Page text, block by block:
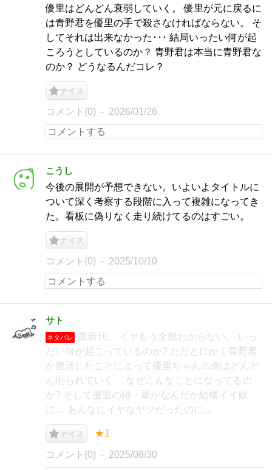
優里はどんどん衰弱していく。 優里が元に戻るに
は青野君を優里の手で殺さなければならない。 そ
してそれは出来なかった･･･ 結局いったい何が起
ころうとしているのか？ 青野君は本当に青野君な
のか？ どうなるんだコレ？
ナイス
コメント(0) 2026/01/26
こうし
今後の展開が予想できない。いよいよタイトルに
ついて深く考察する段階に入って複雑になってき
た。看板に偽りなく走り続けてるのはすごい。
ナイス
コメント(0) 2025/10/10
サト
ネタバレ
最新刊。 イヤもう全然わからない。 いっ
たい何が起こっているのか? ただとにかく青野君
が復活したことによって優里ちゃんの命はどんど
ん削られていく。 なぜこんなことになってるの
か? そして優里の姉・翠がなんだか結構イイ奴
に… あんなにイヤなヤツだったのに…
ナイス ★1
コメント(0) 2025/08/30